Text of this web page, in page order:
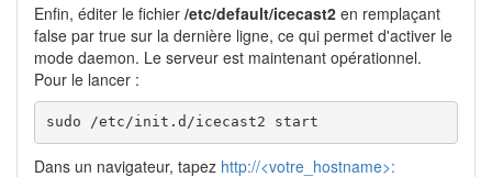
Enfin, éditer le fichier /etc/default/icecast2 en remplaçant
false par true sur la dernière ligne, ce qui permet d'activer le
mode daemon. Le serveur est maintenant opérationnel.
Pour le lancer :
sudo /etc/init.d/icecast2 start
Dans un navigateur, tapez http://<votre_hostname>: